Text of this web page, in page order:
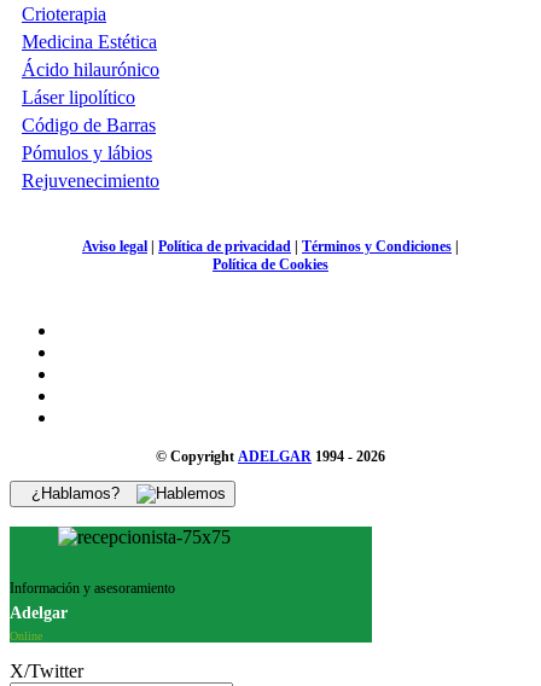
Crioterapia
Medicina Estética
Ácido hilaurónico
Láser lipolítico
Código de Barras
Pómulos y lábios
Rejuvenecimiento
Aviso legal | Política de privacidad | Términos y Condiciones |
Política de Cookies
© Copyright ADELGAR 1994 - 2026
¿Hablamos?
Información y asesoramiento
Adelgar
Online
X/Twitter